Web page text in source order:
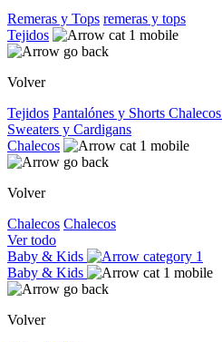
Remeras y Tops remeras y tops
Tejidos
Volver
Tejidos Pantalónes y Shorts Chalecos
Sweaters y Cardigans
Chalecos
Volver
Chalecos Chalecos
Ver todo
Baby & Kids
Baby & Kids
Volver